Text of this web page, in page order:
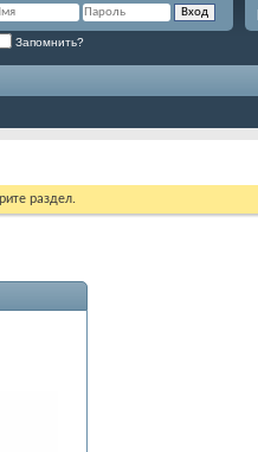
Запомнить?
раздел.